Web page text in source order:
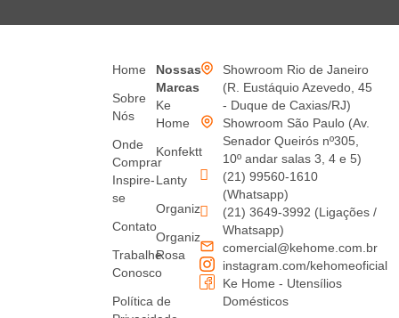
Home
Sobre
Nós
Onde
Comprar
Inspire-
se
Contato
Trabalhe
Conosco
Política de
Nossas
Marcas
Ke
Home
Konfektt
Lanty
Organiz
Organiz
Rosa
Showroom Rio de Janeiro
(R. Eustáquio Azevedo, 45
- Duque de Caxias/RJ)
Showroom São Paulo (Av.
Senador Queirós nº305,
10º andar salas 3, 4 e 5)
(21) 99560-1610
(Whatsapp)
(21) 3649-3992 (Ligações /
Whatsapp)
comercial@kehome.com.br
instagram.com/kehomeoficial
Ke Home - Utensílios
Domésticos